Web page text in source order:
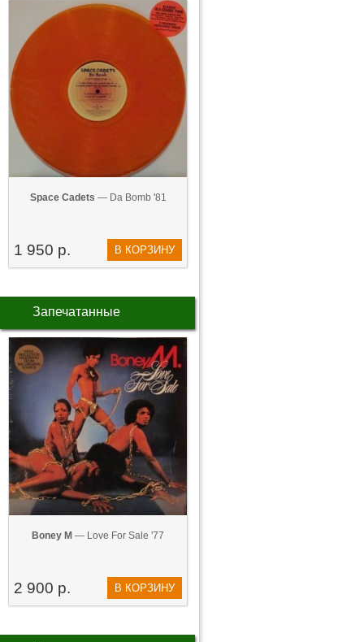
Space Cadets — Da Bomb '81
1 950 р. В КОРЗИНУ
Запечатанные
Boney M — Love For Sale '77
2 900 р. В КОРЗИНУ